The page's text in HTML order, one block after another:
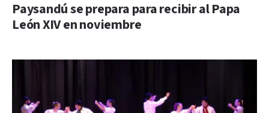
Paysandú se prepara para recibir al Papa
León XIV en noviembre